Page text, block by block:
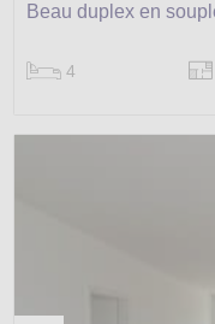
Beau duplex en
4